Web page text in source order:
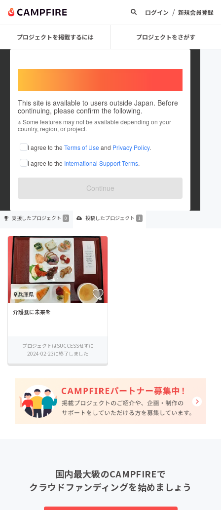
ログイン / 新規会員登録
プロジェクトを掲載するには プロジェクトをさがす
This site is available to users outside Japan. Before
continuing, please confirm the following.
※ Some features may not be available depending on your
country, region, or project.
I agree to the Terms of Use and Privacy Policy.
I agree to the International Support Terms.
Continue
12a687869b34
これまでに1件のプロジェクトを投稿しています
在住国：未設定
出身国：未設定
支援したプロジェクト 0 投稿したプロジェクト 1
兵庫県
介護食に未来を
プロジェクトはSUCCESSせずに
2024-02-23に終了しました
国内最大級のCAMPFIREで
クラウドファンディングを始めましょう